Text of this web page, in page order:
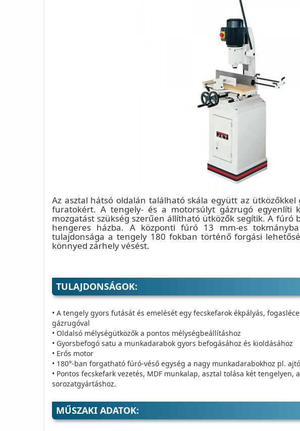
Az asztal hátsó oldalán található skála együtt az
furatokért. A tengely- és a motorsúlyt gázrugó
mozgatást szükség szerűen állítható ütközők segítik. A fúró
hengeres házba. A központi fúró 13 mm-es
tulajdonsága a tengely 180 fokban történő forgási
könnyed zárhely vésést.
TULAJDONSÁGOK:
• A tengely gyors futását és emelését egy fecskefarok ékpályás,
gázrugóval
• Oldalsó mélységütközők a pontos mélységbeállításhoz
• Gyorsbefogó satu a munkadarabok gyors befogásához és kioldásához
• Erős motor
• 180°-ban forgatható fúró-véső egység a nagy munkadarabokhoz pl.
• Pontos fecskefark vezetés, MDF munkalap, asztal tolása két tengelyen,
sorozatgyártáshoz.
MŰSZAKI ADATOK: